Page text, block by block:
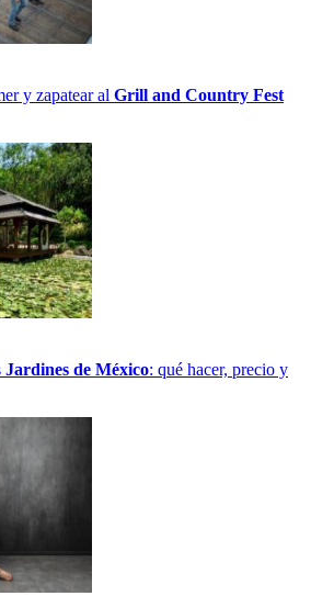
y zapatear al Grill and Country Fest
Jardines de México: qué hacer, precio y